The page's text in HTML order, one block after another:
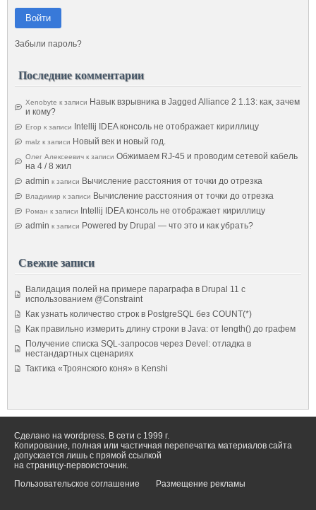
Войти
Забыли пароль?
Последние комментарии
Xenobyte к записи Навык взрывника в Jagged Alliance 2 1.13: как, зачем
и кому?
Егор к записи Intellij IDEA консоль не отображает кириллицу
malz к записи Новый век и новый год.
Олег Алексеевич к записи Обжимаем RJ-45 и проводим сетевой кабель
на 4 / 8 жил
admin к записи Вычисление расстояния от точки до отрезка
Владимир к записи Вычисление расстояния от точки до отрезка
Роман к записи Intellij IDEA консоль не отображает кириллицу
admin к записи Powered by Drupal — что это и как убрать?
Свежие записи
Валидация полей на примере параграфа в Drupal 11 с
использованием @Constraint
Как узнать количество строк в PostgreSQL без COUNT(*)
Как правильно измерить длину строки в Java: от length() до графем
Получение списка SQL-запросов через Devel: отладка в
нестандартных сценариях
Тактика «Троянского коня» в Kenshi
Сделано на wordpress. В сети с 1999 г.
Копирование, полная или частичная перепечатка материалов сайта
допускается лишь с прямой ссылкой
на страницу-первоисточник.
Пользовательское соглашение
Размещение рекламы